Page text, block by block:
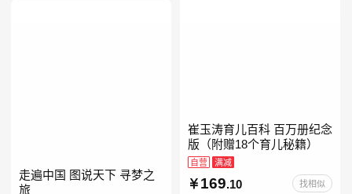
崔玉涛育儿百科 百万册纪念
版（附赠18个育儿秘籍）
自营 满减
169.10 找相似
走遍中国 图说天下 寻梦之
旅